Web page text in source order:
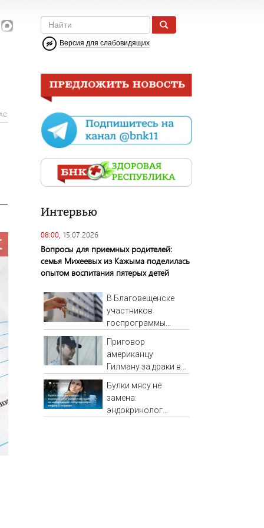
Версия для слабовидящих
—
Интервью
08:00, 15.07.2026
Вопросы для приемных родителей:
семья Михеевых из Кажыма поделилась
опытом воспитания пятерых детей
В Благовещенске
участников
госпрограммы
заселили в
квартиры в
обещанную дату
(ФОТО)
Приговор
американцу
Гилману за драки в
потребовали
ужесточить -
Новости на Вести.ru
Булки мясу не
замена:
эндокринолог